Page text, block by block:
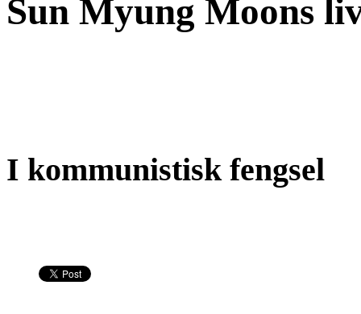
Sun Myung Moons
I kommunistisk fengsel